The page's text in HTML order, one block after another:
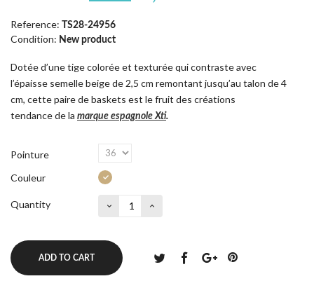
Reference: TS28-24956
Condition: New product
Dotée d’une tige colorée et texturée qui contraste avec
l’épaisse semelle beige de 2,5 cm remontant jusqu’au talon de 4
cm, cette paire de baskets est le fruit des créations
tendance de la marque espagnole Xti.
Pointure
Couleur
Quantity
ADD TO CART